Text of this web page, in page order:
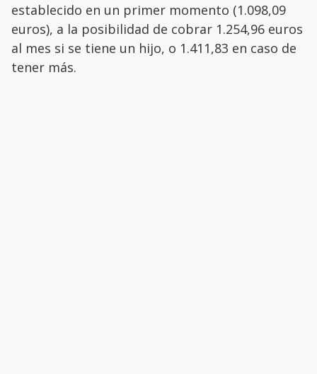
establecido en un primer momento (1.098,09
euros), a la posibilidad de cobrar 1.254,96 euros
al mes si se tiene un hijo, o 1.411,83 en caso de
tener más.